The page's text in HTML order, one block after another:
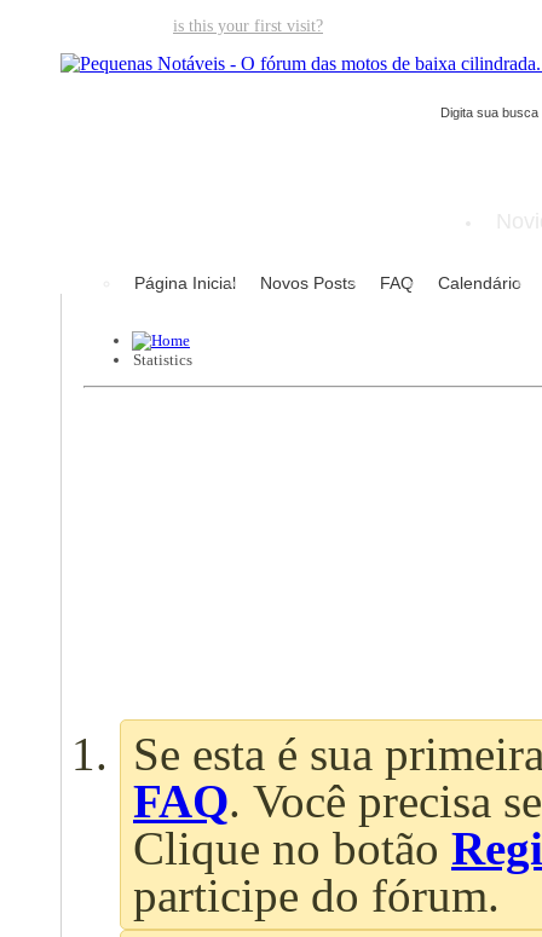
is this your first visit?
Página Inicial Novos Posts FAQ Calendário
Statistics
Se esta é sua
FAQ. Você precisa
Clique no botão
participe do fórum.